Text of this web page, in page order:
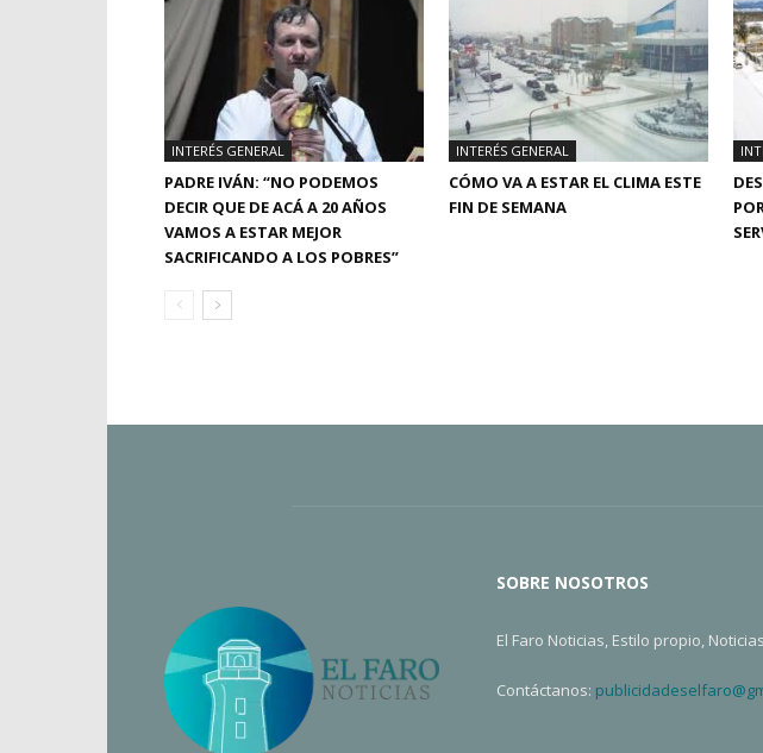
INTERÉS GENERAL
PADRE IVÁN: “NO PODEMOS
DECIR QUE DE ACÁ A 20 AÑOS
VAMOS A ESTAR MEJOR
SACRIFICANDO A LOS POBRES”
INTERÉS GENERAL
CÓMO VA A ESTAR EL CLIMA ESTE
FIN DE SEMANA
SOBRE NOSOTROS
El Faro Noticias, Estilo propio,
Contáctanos: